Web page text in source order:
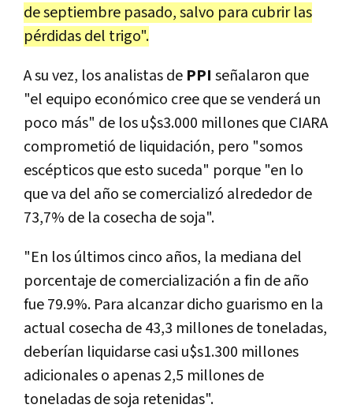
de septiembre pasado, salvo para cubrir las
pérdidas del trigo".
A su vez, los analistas de PPI señalaron que
"el equipo económico cree que se venderá un
poco más" de los u$s3.000 millones que CIARA
comprometió de liquidación, pero "somos
escépticos que esto suceda" porque "en lo
que va del año se comercializó alrededor de
73,7% de la cosecha de soja".
"En los últimos cinco años, la mediana del
porcentaje de comercialización a fin de año
fue 79.9%. Para alcanzar dicho guarismo en la
actual cosecha de 43,3 millones de toneladas,
deberían liquidarse casi u$s1.300 millones
adicionales o apenas 2,5 millones de
toneladas de soja retenidas".